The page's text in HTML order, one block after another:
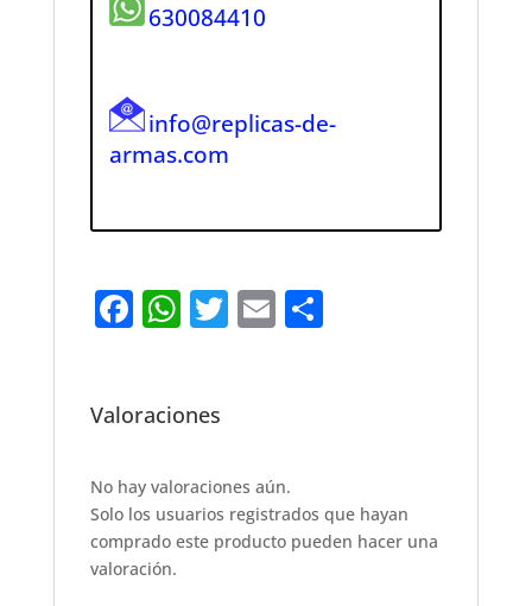
630084410
info@replicas-de-
armas.com
F
e
o
o
k
W
s
p
p
T E S
Valoraciones
No hay valoraciones aún.
Solo los usuarios registrados que hayan
comprado este producto pueden hacer una
valoración.